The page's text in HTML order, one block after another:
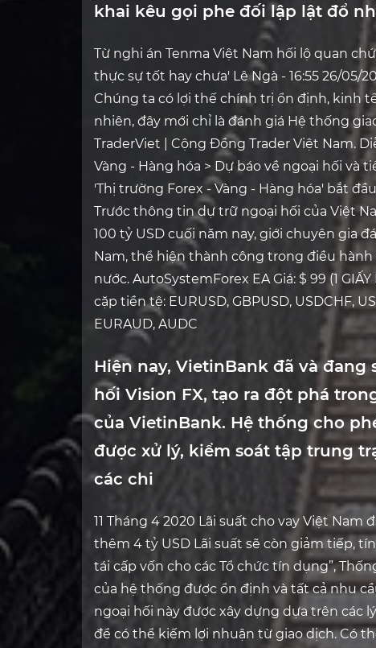
khai kêu gọi phe đối lập lật đổ
Từ nghi án Tenma Việt Nam hối lộ quan
thực sự tốt hay chưa' Lê Ngà - 16:55 26/05/
Chúng ta có lợi thế chính trị ổn định, kinh
nhiên, đây mới chỉ là đánh giá Hệ thống
TraderViet | Cộng Đồng Trader Việt Nam.
Vàng - Hàng hóa > Dự báo về ngoại hối và
'Thị trường Forex - Vàng - Hàng hóa' bắt đầu
Trước thông tin dự trữ ngoại hối của Việt
100 tỷ USD cuối năm nay, giới chuyên gia
Nam, thể hiện thành công trong điều
nước. AutoSystemForex EA Giá: $ 99 (1
cặp tiền tệ: EURUSD, GBPUSD, USDCHF,
EURAUD, AUDC
Hiện nay, VietinBank đã và
hối Vision FX, tạo ra đột phá
của VietinBank. Hệ thống cho
được xử lý, kiểm soát tập trung
các chi
11 Tháng 4 2020 Lãi suất cho vay Việt
thêm 4 tỷ USD Lãi suất sẽ còn giảm tiếp,
tái cấp vốn cho các Tổ chức tín dụng”,
của hệ thống được ổn định và tất cả nhu
ngoại hối này được xây dựng dựa trên các
để có thể kiếm lợi nhuận từ giao dịch. Có